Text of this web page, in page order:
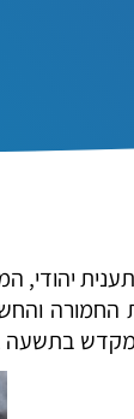
יהודי,
בתשעה